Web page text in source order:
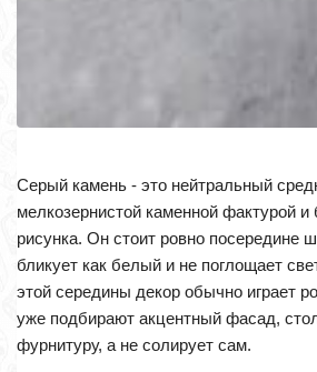
Серый камень - это нейтральный
мелкозернистой каменной фактурой и
рисунка. Он стоит ровно посередине
бликует как белый и не поглощает
этой середины декор обычно играет
уже подбирают акцентный фасад,
фурнитуру, а не солирует сам.